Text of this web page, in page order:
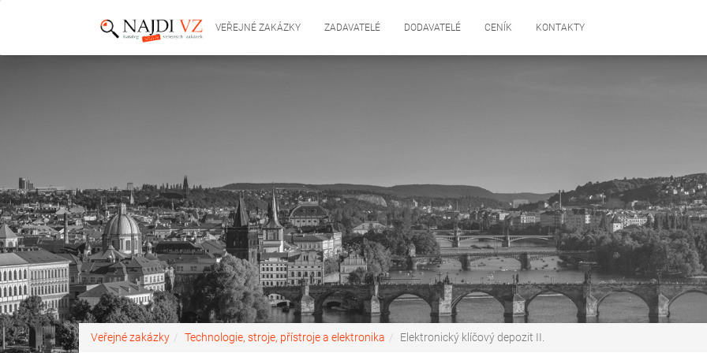
VEŘEJNÉ ZAKÁZKY ZADAVATELÉ DODAVATELÉ CENÍK KONTAKTY
Veřejné zakázky Technologie, stroje, přístroje a elektronika Elektronický klíčový depozit II.